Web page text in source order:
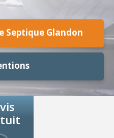
Septique Glandon